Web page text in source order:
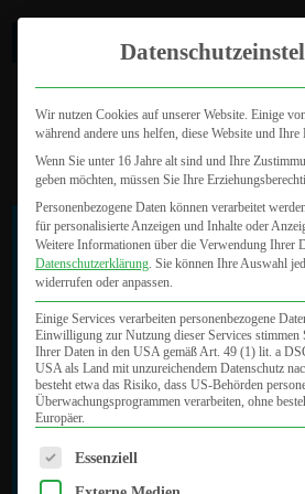
0721 46 47 800
Seite wählen
Laser
Aktuelle Beiträge
Leider bis auf weiteres Annahmestopp
Leider bis auf weiteres
für
Wir möchten Sie darüber
wir in unserem MVZ
hohen Auslastung und
Kapazitäten bis auf
Neupatienten mehr
Wir nutzen Cookies auf unserer Website. Einige
während andere uns helfen, diese Website und
Wenn Sie unter 16 Jahre alt sind und Ihre
geben möchten, müssen Sie Ihre
Personenbezogene Daten können verarbeitet
für personalisierte Anzeigen und Inhalte oder
Weitere Informationen über die Verwendung Ihrer
Datenschutzerklärung. Sie können Ihre Auswahl
widerrufen oder anpassen.
Einige Services verarbeiten personenbezogene
Einwilligung zur Nutzung dieser Services stimmen
Ihrer Daten in den USA gemäß Art. 49 (1) lit. a
USA als Land mit unzureichendem Datenschutz
besteht etwa das Risiko, dass US-Behörden
Überwachungsprogrammen verarbeiten, ohne
Europäer.
Es folgt eine Liste der Service-
Essenziell